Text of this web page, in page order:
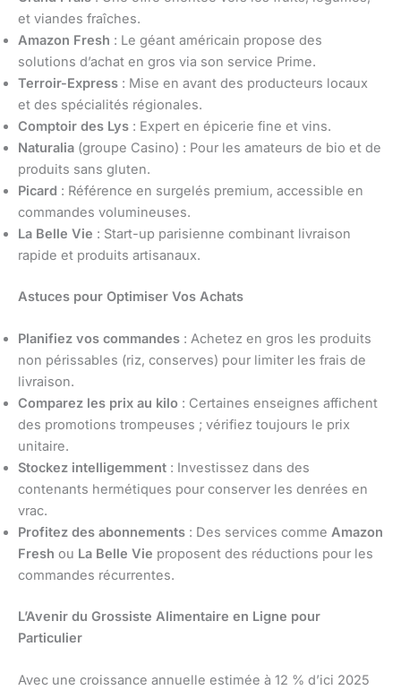
et viandes fraîches.
Amazon Fresh : Le géant américain propose des
solutions d’achat en gros via son service Prime.
Terroir-Express : Mise en avant des producteurs locaux
et des spécialités régionales.
Comptoir des Lys : Expert en épicerie fine et vins.
Naturalia (groupe Casino) : Pour les amateurs de bio et de
produits sans gluten.
Picard : Référence en surgelés premium, accessible en
commandes volumineuses.
La Belle Vie : Start-up parisienne combinant livraison
rapide et produits artisanaux.
Astuces pour Optimiser Vos Achats
Planifiez vos commandes : Achetez en gros les produits
non périssables (riz, conserves) pour limiter les frais de
livraison.
Comparez les prix au kilo : Certaines enseignes affichent
des promotions trompeuses ; vérifiez toujours le prix
unitaire.
Stockez intelligemment : Investissez dans des
contenants hermétiques pour conserver les denrées en
vrac.
Profitez des abonnements : Des services comme Amazon
Fresh ou La Belle Vie proposent des réductions pour les
commandes récurrentes.
L’Avenir du Grossiste Alimentaire en Ligne pour
Particulier
Avec une croissance annuelle estimée à 12 % d’ici 2025